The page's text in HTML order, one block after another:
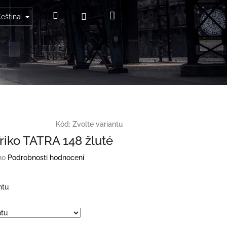
HledatPřihlášeníNákupní
košík
Kód: Zvolte variantu
TATRA 148 žluté
Podrobnosti hodnocení